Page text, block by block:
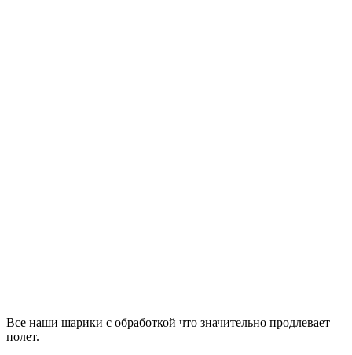
Все наши шарики с обработкой что значительно продлевает
полет.